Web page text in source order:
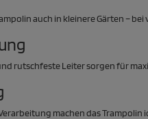
auch in kleinere Gärten –
rutschfeste Leiter sorgen für
machen das Trampolin